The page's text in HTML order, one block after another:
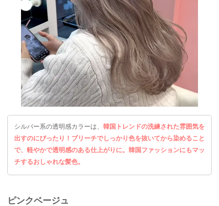
シルバー系の透明感カラーは、 韓国トレンドの洗練された雰囲気を
出すのにぴったり！ブリーチでしっかり色を抜いてから染めること
で、軽やかで透明感のある仕上がりに。 韓国ファッションにもマッ
チするおしゃれな髪色。
ピンクベージュ